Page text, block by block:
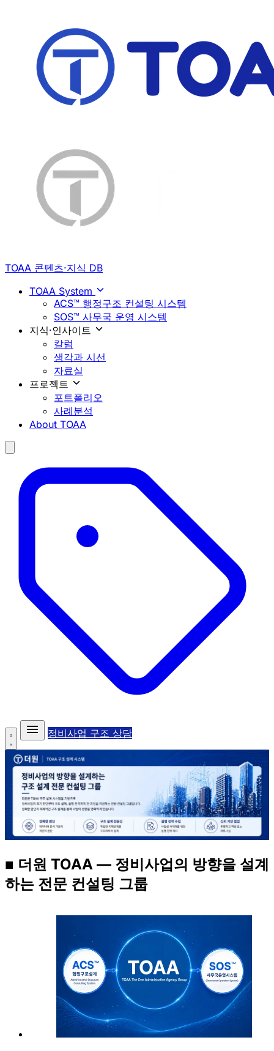
TOAA 콘텐츠·지식 DB
TOAA System
ACS™ 행정구조 컨설팅 시스템
SOS™ 사무국 운영 시스템
지식·인사이트
칼럼
생각과 시선
자료실
프로젝트
포트폴리오
사례분석
About TOAA
정비사업 구조 상담
■ 더원 TOAA — 정비사업의 방향을 설계
하는 전문 컨설팅 그룹